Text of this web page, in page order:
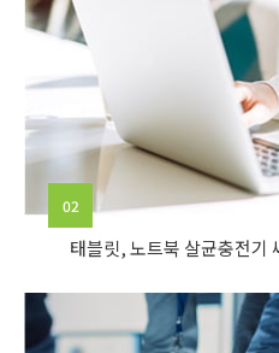
02
태블릿, 노트북 살균충전기